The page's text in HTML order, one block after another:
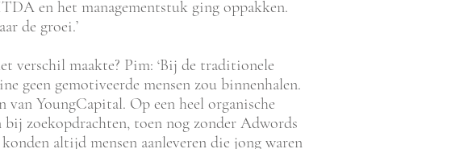
en het managementstuk ging oppakken.
de groei.’
verschil maakte? Pim: ‘Bij de traditionele
geen gemotiveerde mensen zou binnenhalen.
YoungCapital. Op een heel organische
zoekopdrachten, toen nog zonder Adwords
altijd mensen aanleveren die jong waren